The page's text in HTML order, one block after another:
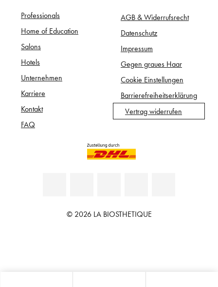
Professionals
Home of Education
Salons
Hotels
Unternehmen
Karriere
Kontakt
FAQ
AGB & Widerrufsrecht
Datenschutz
Impressum
Gegen graues Haar
Cookie Einstellungen
Barrierefreiheitserklärung
Vertrag widerrufen
© 2026 LA BIOSTHETIQUE